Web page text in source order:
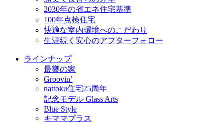
2030年の省エネ住宅基準
100年点検住宅
快適な室内環境へのこだわり
生涯続く安心のアフターフォロー
ラインナップ
最響の家
Groovin’
nattoku住宅25周年
記念モデル Glass Arts
Blue Style
キママプラス